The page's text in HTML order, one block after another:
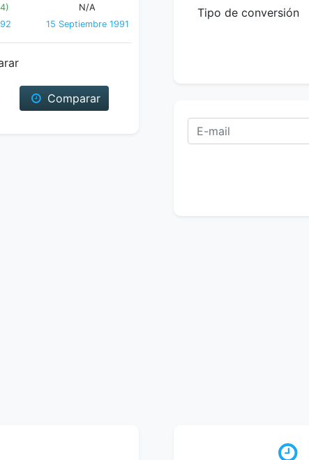
N/A
15 Septiembre 1991
Comparar
Tipo de conversión